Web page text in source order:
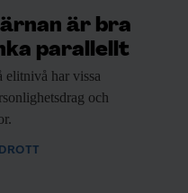
är bra
parallellt
elitnivå har vissa
och
IDROTT